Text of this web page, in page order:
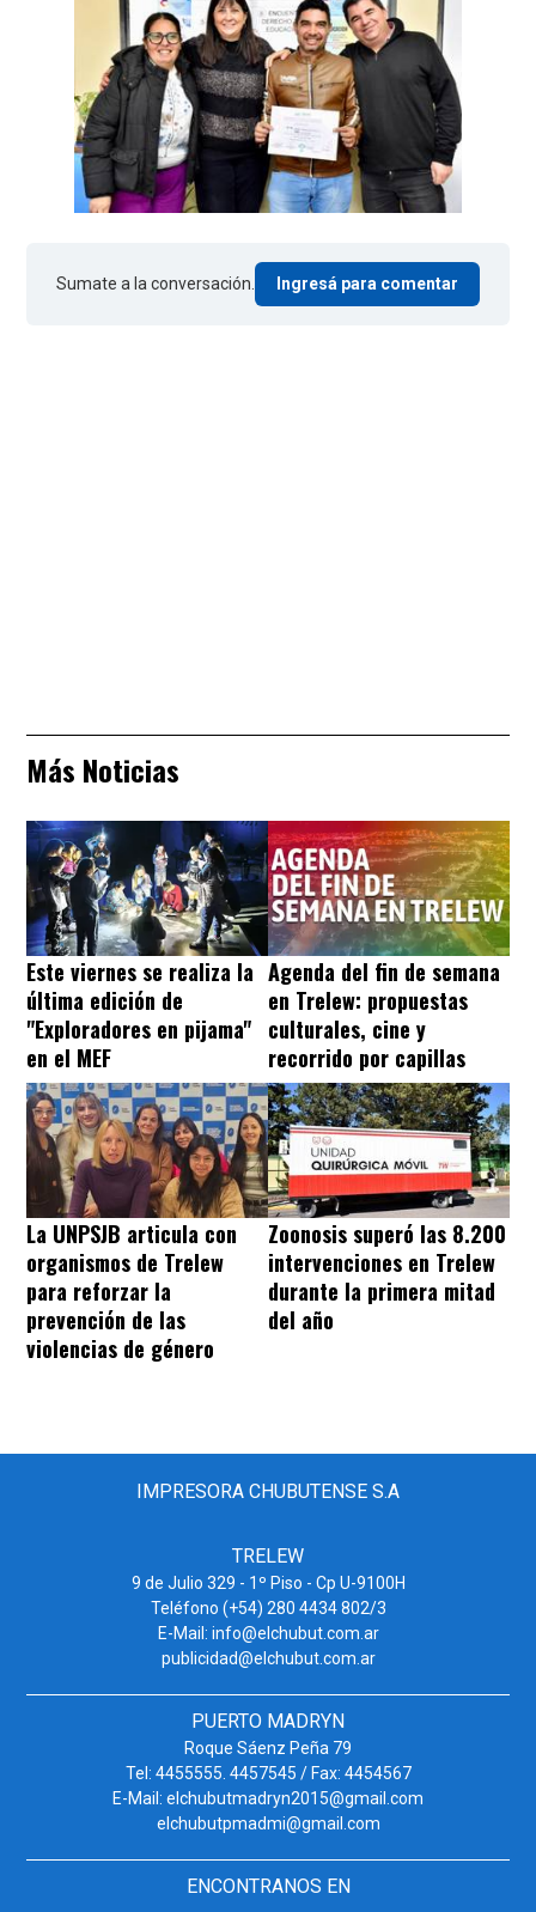
Sumate a la conversación. Ingresá para comentar
Más Noticias
Este viernes se realiza la
última edición de
"Exploradores en pijama"
en el MEF
Agenda del fin de semana
en Trelew: propuestas
culturales, cine y
recorrido por capillas
La UNPSJB articula con
organismos de Trelew
para reforzar la
prevención de las
violencias de género
Zoonosis superó las 8.200
intervenciones en Trelew
durante la primera mitad
del año
IMPRESORA CHUBUTENSE S.A
TRELEW
9 de Julio 329 - 1º Piso - Cp U-9100H
Teléfono (+54) 280 4434 802/3
E-Mail: info@elchubut.com.ar
publicidad@elchubut.com.ar
PUERTO MADRYN
Roque Sáenz Peña 79
Tel: 4455555. 4457545 / Fax: 4454567
E-Mail: elchubutmadryn2015@gmail.com
elchubutpmadmi@gmail.com
ENCONTRANOS EN